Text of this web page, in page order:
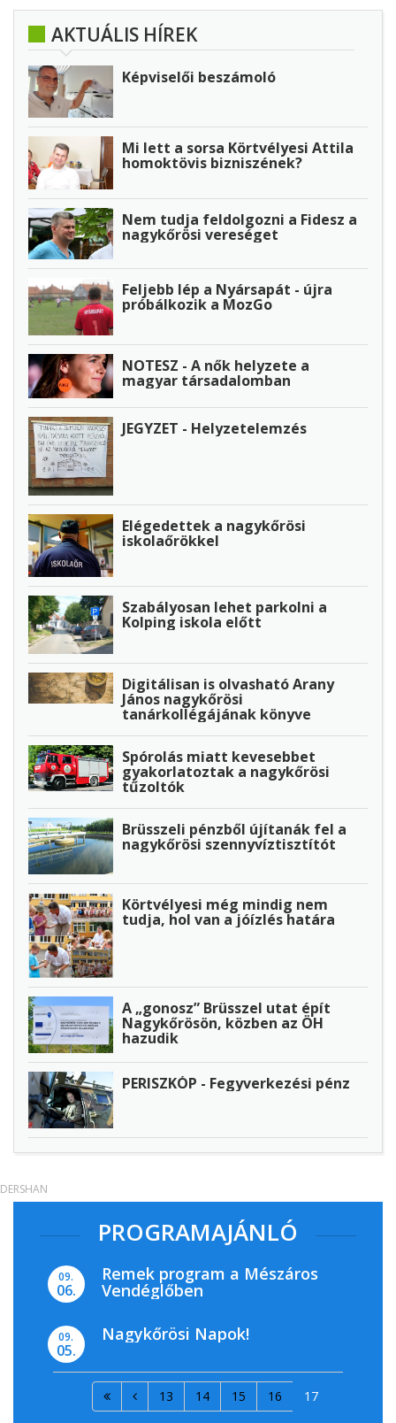
AKTUÁLIS HÍREK
Képviselői beszámoló
Mi lett a sorsa Körtvélyesi Attila
homoktövis bizniszének?
Nem tudja feldolgozni a Fidesz a
nagykőrösi vereséget
Feljebb lép a Nyársapát - újra
próbálkozik a MozGo
NOTESZ - A nők helyzete a
magyar társadalomban
JEGYZET - Helyzetelemzés
Elégedettek a nagykőrösi
iskolaőrökkel
Szabályosan lehet parkolni a
Kolping iskola előtt
Digitálisan is olvasható Arany
János nagykőrösi
tanárkollégájának könyve
Spórolás miatt kevesebbet
gyakorlatoztak a nagykőrösi
tűzoltók
Brüsszeli pénzből újítanák fel a
nagykőrösi szennyvíztisztítót
Körtvélyesi még mindig nem
tudja, hol van a jóízlés határa
A „gonosz” Brüsszel utat épít
Nagykőrösön, közben az ÖH
hazudik
PERISZKÓP - Fegyverkezési pénz
PROGRAMAJÁNLÓ
09.
06.
Remek program a Mészáros
Vendéglőben
09.
05.
Nagykőrösi Napok!
13 14 15 16 17
DERSHAN